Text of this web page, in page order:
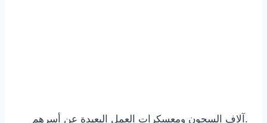
آلاف السجون ومعسكرات العمل البعيدة عن أسرهم.